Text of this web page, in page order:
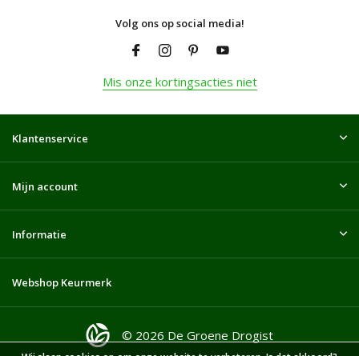
Volg ons op social media!
Mis onze kortingsacties niet
Klantenservice
Mijn account
Informatie
Webshop Keurmerk
© 2026 De Groene Drogist